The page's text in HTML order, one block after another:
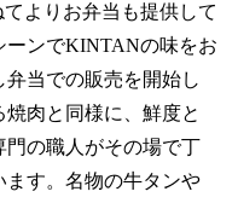
よりお弁当も提供して
ーンでKINTANの味をお
当での販売を開始し
肉と同様に、鮮度と
の職人がその場で丁
す。名物の牛タンや